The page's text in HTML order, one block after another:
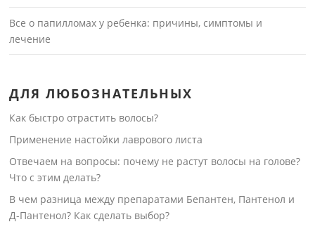
Все о папилломах у ребенка: причины, симптомы и
лечение
ДЛЯ ЛЮБОЗНАТЕЛЬНЫХ
Как быстро отрастить волосы?
Применение настойки лаврового листа
Отвечаем на вопросы: почему не растут волосы на голове?
Что с этим делать?
В чем разница между препаратами Бепантен, Пантенол и
Д-Пантенол? Как сделать выбор?